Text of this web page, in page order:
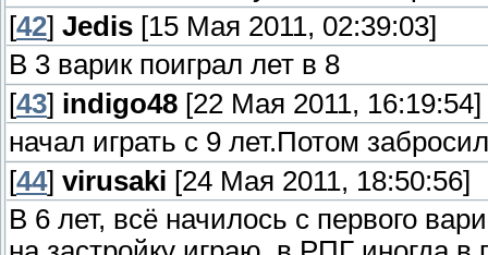
[42] Jedis [15 Мая 2011, 02:39:03]
В 3 варик поиграл лет в 8
[43] indigo48 [22 Мая 2011, 16:19:54]
начал играть с 9 лет.Потом
[44] virusaki [24 Мая 2011, 18:50:56]
В 6 лет, всё начилось с первого